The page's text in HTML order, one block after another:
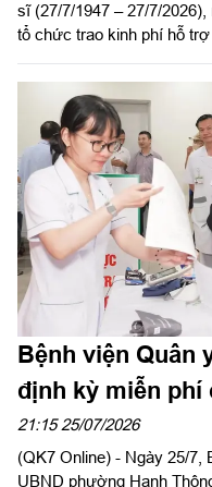
sĩ (27/7/1947 – 27/7/
tổ chức trao kinh phí hỗ
sĩ có hoàn cảnh khó khăn
Văn Tuấn, Chủ nhiệm
quan, đơn vị của Binh
Quốc phòng 726.
Bệnh viện Quân
định kỳ miễn
21:15 25/07/2026
(QK7 Online) - Ngày 25/7,
UBND phường Hạnh